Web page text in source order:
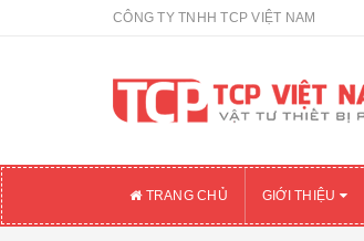
CÔNG TY TNHH TCP VIỆT NAM
TRANG CHỦ GIỚI THIỆU